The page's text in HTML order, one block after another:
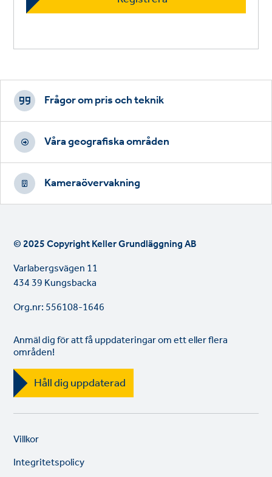
Footer
CTAs
Frågor om pris och teknik
Våra geografiska områden
Kameraövervakning
© 2025 Copyright Keller Grundläggning AB
Varlabergsvägen 11
434 39 Kungsbacka
Org.nr: 556108-1646
Anmäl dig för att få uppdateringar om ett eller flera
områden!
Håll dig uppdaterad
Legal
Villkor
Integritetspolicy